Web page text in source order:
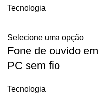
Tecnologia
Selecione uma opção
Fone de ouvido em
PC sem fio
Tecnologia